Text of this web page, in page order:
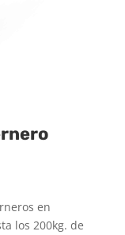
en
los 200kg. de